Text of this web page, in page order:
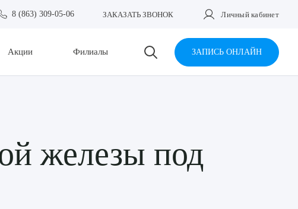
8 (863) 309-05-06 ЗАКАЗАТЬ ЗВОНОК Личный кабинет
Акции Филиалы ЗАПИСЬ ОНЛАЙН
железы под